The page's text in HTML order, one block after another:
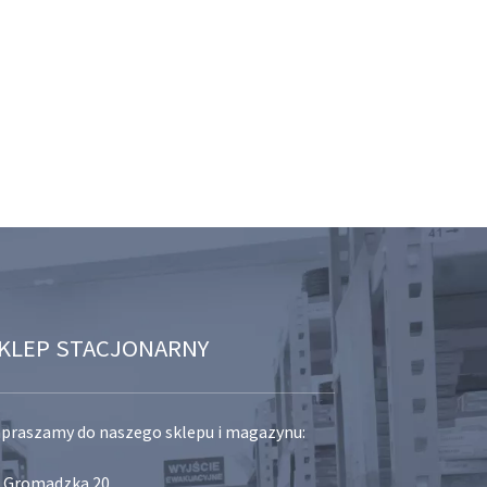
STACJONARNY
do naszego sklepu i magazynu: